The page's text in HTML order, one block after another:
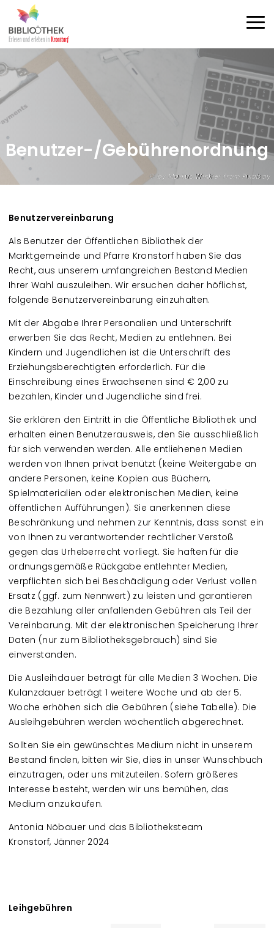
by Markus Winkler from Pixabay
Benutzer-/Gebührenordnung
Benutzervereinbarung
Als Benutzer der Öffentlichen Bibliothek der
Marktgemeinde und Pfarre Kronstorf haben Sie das
Recht, aus unserem umfangreichen Bestand Medien
Ihrer Wahl auszuleihen. Wir ersuchen daher höflichst,
folgende Benutzervereinbarung einzuhalten.
Mit der Abgabe Ihrer Personalien und Unterschrift
erwerben Sie das Recht, Medien zu entlehnen. Bei
Kindern und Jugendlichen ist die Unterschrift des
Erziehungsberechtigten erforderlich. Für die
Einschreibung eines Erwachsenen sind € 2,00 zu
bezahlen, Kinder und Jugendliche sind frei.
Sie erklären den Eintritt in die Öffentliche Bibliothek und
erhalten einen Benutzerausweis, den Sie ausschließlich
für sich verwenden werden. Alle entliehenen Medien
werden von Ihnen privat benützt (keine Weitergabe an
andere Personen, keine Kopien aus Büchern,
Spielmaterialien oder elektronischen Medien, keine
öffentlichen Aufführungen). Sie anerkennen diese
Beschränkung und nehmen zur Kenntnis, dass sonst ein
von Ihnen zu verantwortender rechtlicher Verstoß
gegen das Urheberrecht vorliegt. Sie haften für die
ordnungsgemäße Rückgabe entlehnter Medien,
verpflichten sich bei Beschädigung oder Verlust vollen
Ersatz (ggf. zum Nennwert) zu leisten und garantieren
die Bezahlung aller anfallenden Gebühren als Teil der
Vereinbarung. Mit der elektronischen Speicherung Ihrer
Daten (nur zum Bibliotheksgebrauch) sind Sie
einverstanden.
Die Ausleihdauer beträgt für alle Medien 3 Wochen. Die
Kulanzdauer beträgt 1 weitere Woche und ab der 5.
Woche erhöhen sich die Gebühren (siehe Tabelle). Die
Ausleihgebühren werden wöchentlich abgerechnet.
Sollten Sie ein gewünschtes Medium nicht in unserem
Bestand finden, bitten wir Sie, dies in unser Wunschbuch
einzutragen, oder uns mitzuteilen. Sofern größeres
Interesse besteht, werden wir uns bemühen, das
Medium anzukaufen.
Antonia Nöbauer und das Bibliotheksteam
Kronstorf, Jänner 2024
Leihgebühren